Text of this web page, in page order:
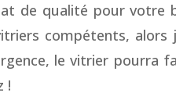
de qualité pour votre
compétents,
le vitrier pourra
!